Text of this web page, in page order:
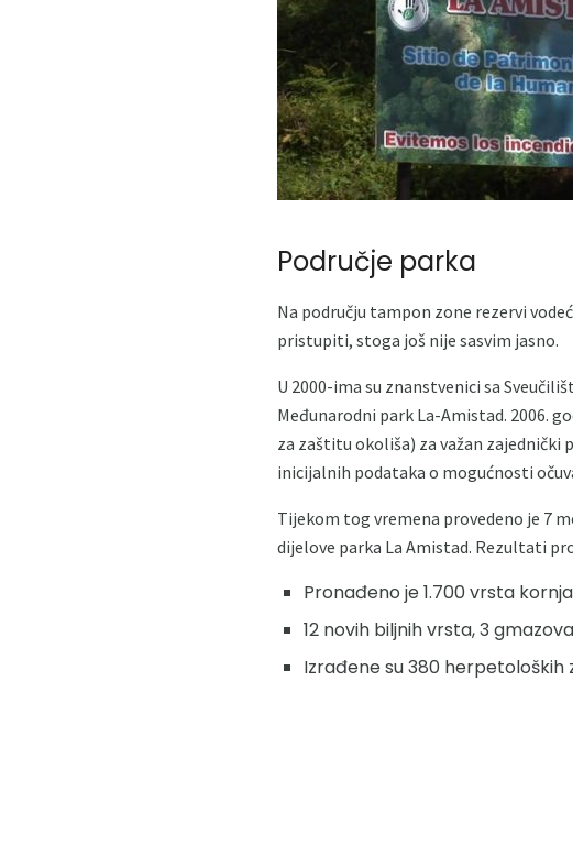
Područje parka
Na području tampon zone rezervi
pristupiti, stoga još nije sasvim jasno.
U 2000-ima su znanstvenici sa
Međunarodni park La-Amistad. 2006.
za zaštitu okoliša) za važan zajednički
inicijalnih podataka o mogućnosti
Tijekom tog vremena provedeno je 7
dijelove parka La Amistad. Rezultati
Pronađeno je 1.700 vrsta
12 novih biljnih vrsta, 3
Izrađene su 380 herpetoloških